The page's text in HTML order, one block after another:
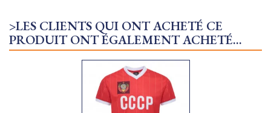
>LES CLIENTS QUI ONT ACHETÉ CE
PRODUIT ONT ÉGALEMENT ACHETÉ...